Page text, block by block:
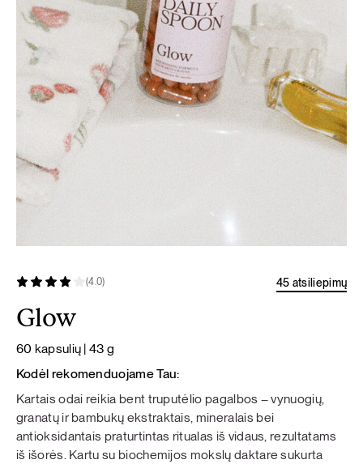
(4.0) 45 atsiliepimų
Glow
60 kapsulių | 43 g
Kodėl rekomenduojame Tau:
Kartais odai reikia bent truputėlio pagalbos – vynuogių,
granatų ir bambukų ekstraktais, mineralais bei
antioksidantais praturtintas ritualas iš vidaus, rezultatams
iš išorės. Kartu su biochemijos mokslų daktare sukurta